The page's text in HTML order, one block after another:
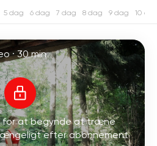
5 dag 6 dag 7 dag 8 dag 9 dag 10
·30 min
for at begynde at træne
efter abonnement